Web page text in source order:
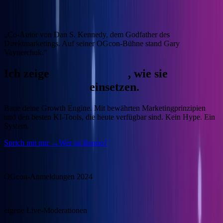
„Co-Autor von Dan S. Kennedy, dem Godfather des
Direktmarketings. Auf seiner OGcon-Bühne stand Gary
Vaynerchuk."
Ich zeige , wie sie
einsetzen.
Baue deine Growth Engine.Mit bewährten Marketingprinzipien
und den besten KI-Tools, die heute verfügbar sind. Kein Hype. Ein
System.
Sprich mit mir →Wer ist Benno?
OGcon-Anmeldungen 2024
eigene Live-Moderationen